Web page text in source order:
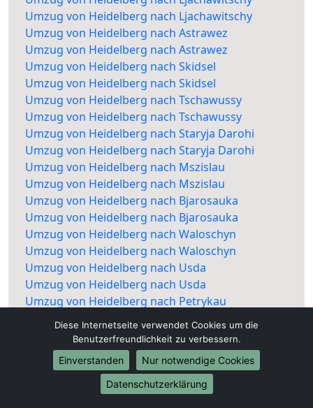
Umzug von Heidelberg nach Ljachawitschy
Umzug von Heidelberg nach Astrawez
Umzug von Heidelberg nach Astrawez
Umzug von Heidelberg nach Skidsel
Umzug von Heidelberg nach Skidsel
Umzug von Heidelberg nach Tschawussy
Umzug von Heidelberg nach Tschawussy
Umzug von Heidelberg nach Staryja Darohi
Umzug von Heidelberg nach Staryja Darohi
Umzug von Heidelberg nach Mszislau
Umzug von Heidelberg nach Mszislau
Umzug von Heidelberg nach Bjarosauka
Umzug von Heidelberg nach Bjarosauka
Umzug von Heidelberg nach Waloschyn
Umzug von Heidelberg nach Waloschyn
Umzug von Heidelberg nach Usda
Umzug von Heidelberg nach Usda
Umzug von Heidelberg nach Petrykau
Umzug von Heidelberg nach Petrykau
Diese Internetseite verwendet Cookies um die
Benutzerfreundlichkeit zu verbessern.
Einverstanden
Nur notwendige Cookies
Datenschutzerklärung